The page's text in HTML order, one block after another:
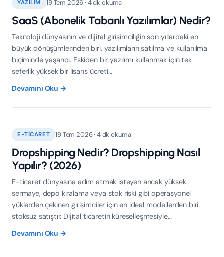
YAZILIM 19 Tem 2026 · 4 dk okuma
SaaS (Abonelik Tabanlı Yazılımlar) Nedir?
Teknoloji dünyasının ve dijital girişimciliğin son yıllardaki en
büyük dönüşümlerinden biri, yazılımların satılma ve kullanılma
biçiminde yaşandı. Eskiden bir yazılımı kullanmak için tek
seferlik yüksek bir lisans ücreti…
Devamını Oku →
E-TICARET 19 Tem 2026 · 4 dk okuma
Dropshipping Nedir? Dropshipping Nasıl
Yapılır? (2026)
E-ticaret dünyasına adım atmak isteyen ancak yüksek
sermaye, depo kiralama veya stok riski gibi operasyonel
yüklerden çekinen girişimciler için en ideal modellerden biri
stoksuz satıştır. Dijital ticaretin küreselleşmesiyle…
Devamını Oku →